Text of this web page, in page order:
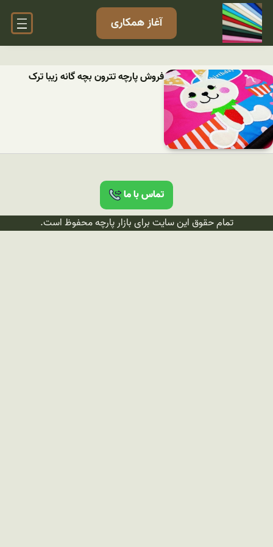
آغاز همکاری
فروش پارچه تترون بچه گانه زیبا ترک
تماس با ما
تمام حقوق این سایت برای بازار پارچه محفوظ است.